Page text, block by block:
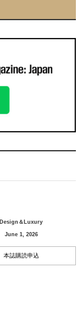
Design＆Luxury
June 1, 2026
本誌購読申込